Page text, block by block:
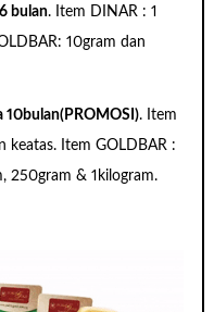
bulan. Item DINAR : 1
10gram dan
10bulan(PROMOSI). Item
keatas. Item GOLDBAR :
250gram & 1kilogram.